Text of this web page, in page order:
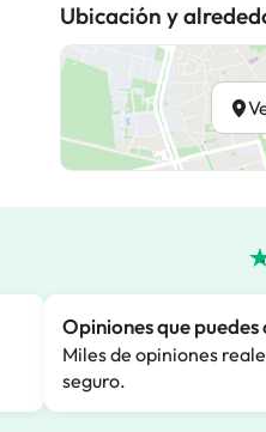
Ubicación y
Opiniones que puedes
Miles de opiniones
seguro.